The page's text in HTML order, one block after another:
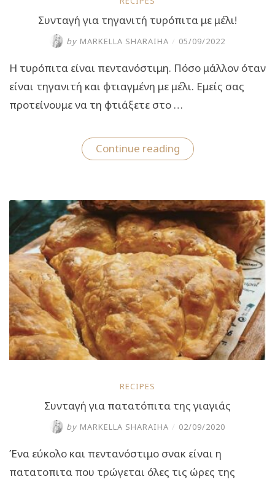
Συνταγή για τηγανιτή τυρόπιτα με μέλι!
by MARKELLA SHARAIHA / 05/09/2022
Η τυρόπιτα είναι πεντανόστιμη. Πόσο μάλλον όταν
είναι τηγανιτή και φτιαγμένη με μέλι. Εμείς σας
προτείνουμε να τη φτιάξετε στο …
Continue reading“Συνταγή
για
μέλι!”
RECIPES
Συνταγή για πατατόπιτα της γιαγιάς
by MARKELLA SHARAIHA / 02/09/2020
Ένα εύκολο και πεντανόστιμο σνακ είναι η
πατατοπιτα που τρώγεται όλες τις ώρες της